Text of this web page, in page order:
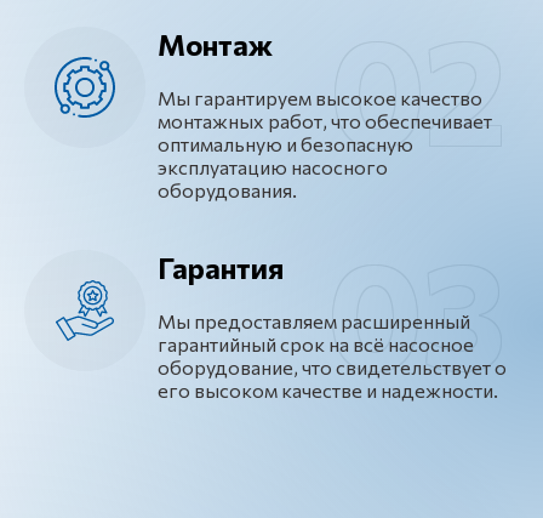
Монтаж
Мы гарантируем высокое качество
монтажных работ, что обеспечивает
оптимальную и безопасную
эксплуатацию насосного
оборудования.
Гарантия
Мы предоставляем расширенный
гарантийный срок на всё насосное
оборудование, что свидетельствует о
его высоком качестве и надежности.